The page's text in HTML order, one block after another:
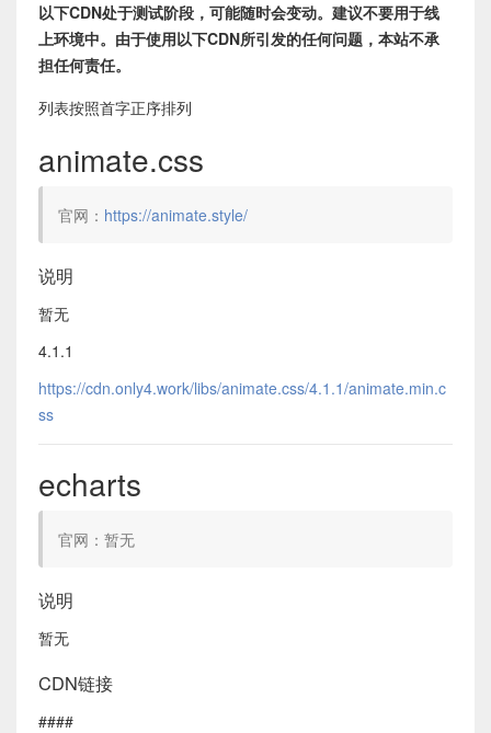
以下CDN处于测试阶段，可能随时会变动。建议不要用于线
上环境中。由于使用以下CDN所引发的任何问题，本站不承
担任何责任。
列表按照首字正序排列
animate.css
官网： https://animate.style/
说明
暂无
4.1.1
https://cdn.only4.work/libs/animate.css/4.1.1/animate.min.c
ss
echarts
官网：暂无
说明
暂无
CDN链接
####